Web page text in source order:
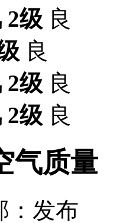
2级 良
良
2级 良
2级 良
气质量
发布